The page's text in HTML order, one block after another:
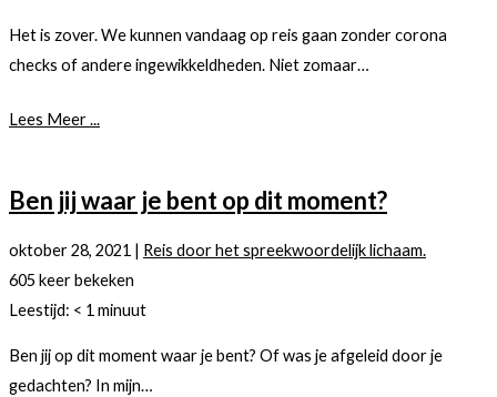
Het is zover. We kunnen vandaag op reis gaan zonder corona
checks of andere ingewikkeldheden. Niet zomaar…
Lees Meer ...
Ben jij waar je bent op dit moment?
oktober 28, 2021 | Reis door het spreekwoordelijk lichaam.
605 keer bekeken
Leestijd: < 1 minuut
Ben jij op dit moment waar je bent? Of was je afgeleid door je
gedachten? In mijn…